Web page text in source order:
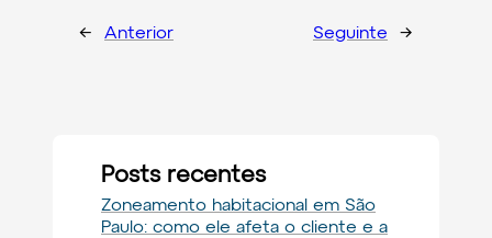
← Anterior Seguinte →
Posts recentes
Zoneamento habitacional em São
Paulo: como ele afeta o cliente e a